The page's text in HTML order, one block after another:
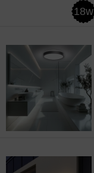
18w